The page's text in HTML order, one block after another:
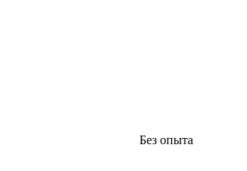
Без опыта